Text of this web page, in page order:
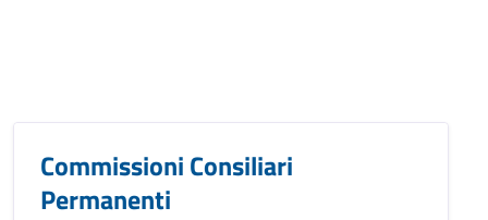
Commissioni Consiliari
Permanenti